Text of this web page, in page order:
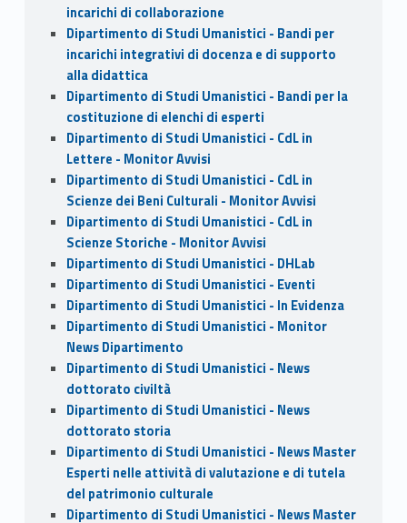
incarichi di collaborazione
Dipartimento di Studi Umanistici - Bandi per
incarichi integrativi di docenza e di supporto
alla didattica
Dipartimento di Studi Umanistici - Bandi per la
costituzione di elenchi di esperti
Dipartimento di Studi Umanistici - CdL in
Lettere - Monitor Avvisi
Dipartimento di Studi Umanistici - CdL in
Scienze dei Beni Culturali - Monitor Avvisi
Dipartimento di Studi Umanistici - CdL in
Scienze Storiche - Monitor Avvisi
Dipartimento di Studi Umanistici - DHLab
Dipartimento di Studi Umanistici - Eventi
Dipartimento di Studi Umanistici - In Evidenza
Dipartimento di Studi Umanistici - Monitor
News Dipartimento
Dipartimento di Studi Umanistici - News
dottorato civiltà
Dipartimento di Studi Umanistici - News
dottorato storia
Dipartimento di Studi Umanistici - News Master
Esperti nelle attività di valutazione e di tutela
del patrimonio culturale
Dipartimento di Studi Umanistici - News Master